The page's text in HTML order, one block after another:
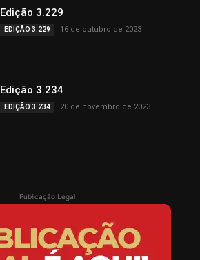
Edição 3.229
EDIÇÃO 3.229 16 de outubro de 2023
Edição 3.234
EDIÇÃO 3.234 20 de novembro de 2023
Publicação Legal